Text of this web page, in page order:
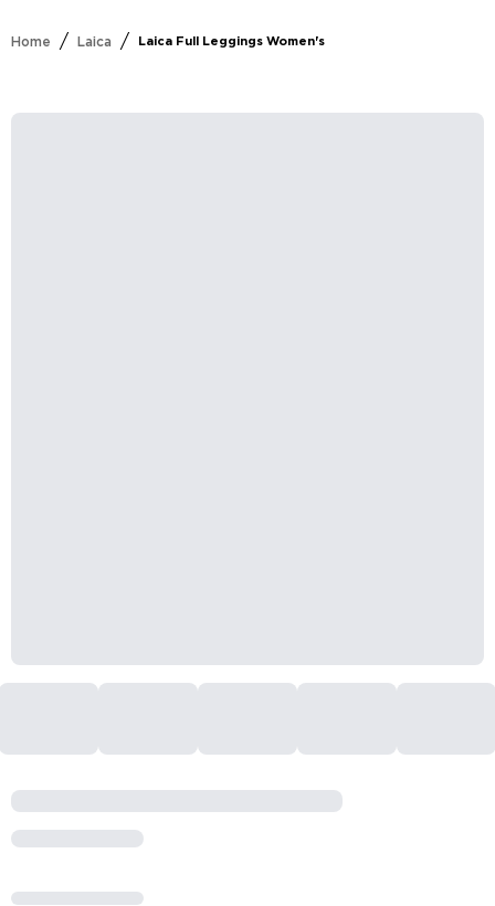
Home / Laica / Laica Full Leggings Women's